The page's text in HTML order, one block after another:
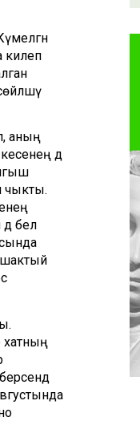
килеп
аның
дә
чыкты.
белә
шактый
хатның